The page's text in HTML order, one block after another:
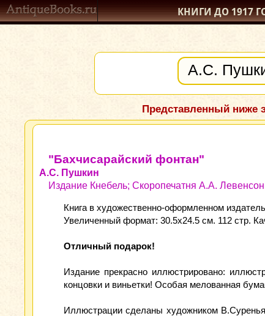
КНИГИ ДО 1917
Представленный ниже
"Бахчисарайский фонтан"
А.С. Пушкин
Издание Кнебель; Скоропечатня А.А.
Книга в художественно-оформленном
Увеличенный формат: 30.5х24.5 см. 112 стр.
Отличный подарок!
Издание прекрасно иллюстрировано:
концовки и виньетки! Особая мелованная
Иллюстрации сделаны художником